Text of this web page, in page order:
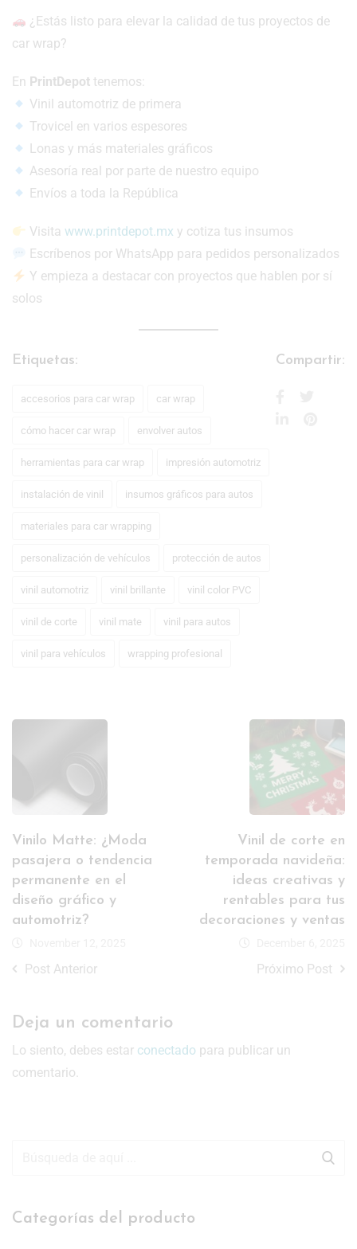
¿Estás listo para elevar la calidad de tus proyectos de
car wrap?
En PrintDepot tenemos:
Vinil automotriz de primera
Trovicel en varios espesores
Lonas y más materiales gráficos
Asesoría real por parte de nuestro equipo
Envíos a toda la República
Visitawww.printdepot.mx y cotiza tus insumos
Escríbenos por WhatsApp para pedidos personalizados
Y empieza a destacar con proyectos que hablen por sí
solos
Etiquetas:
accesorios para car wrap car wrap
cómo hacer car wrap envolver autos
herramientas para car wrap impresión automotriz
instalación de vinil insumos gráficos para autos
materiales para car wrapping
personalización de vehículos protección de autos
vinil automotriz vinil brillante vinil color PVC
vinil de corte vinil mate vinil para autos
vinil para vehículos wrapping profesional
Compartir:
Vinilo Matte: ¿Moda
pasajera o tendencia
permanente en el
diseño gráfico y
automotriz?
Post Anterior
Vinil de corte en
temporada navideña:
ideas creativas y
rentables para tus
decoraciones y ventas
Próximo Post
Deja un comentario
Lo siento, debes estar conectado para publicar un
comentario.
Categorías del producto